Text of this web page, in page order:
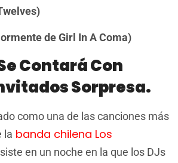
de Girl In A Coma)
Contará Con
Sorpresa.
como una de las canciones más
la banda chilena Los
en un noche en la que los DJs